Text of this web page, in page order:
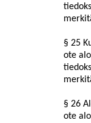
§ 25
ote
§ 26
ote